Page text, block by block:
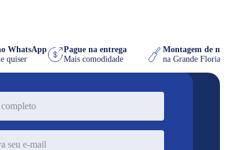
no WhatsApp
que quiser
Pague na entrega
Mais comodidade
Montagem de
na Grande